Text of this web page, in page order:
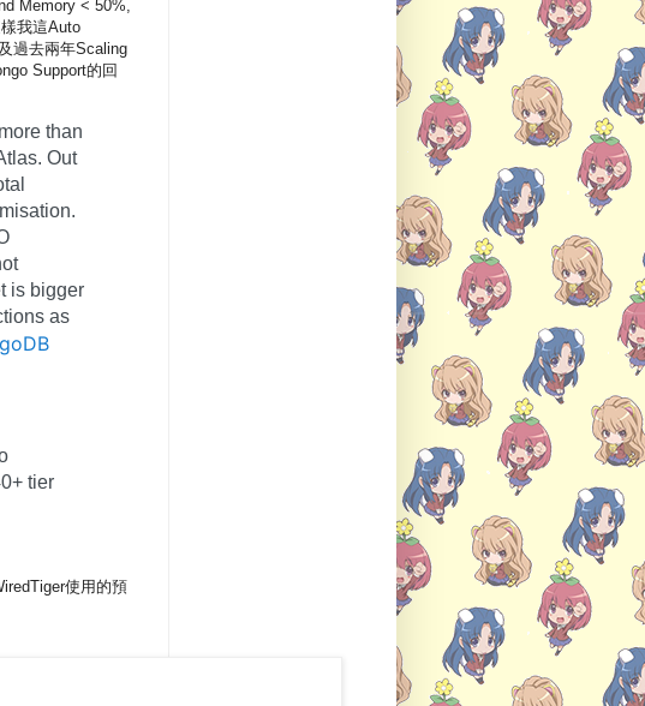
Memory < 50%,
我這Auto
過去兩年Scaling
Support的回
than
Out
is bigger
as
tier
使用的預